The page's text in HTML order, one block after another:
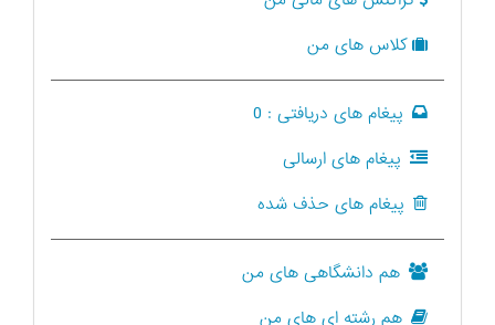
کلاس های من
پیغام های دریافتی : 0
پیغام های ارسالی
پیغام های حذف شده
هم دانشگاهی های من
هم رشته ای های من